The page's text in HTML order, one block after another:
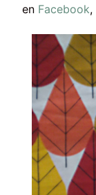
en Facebook,